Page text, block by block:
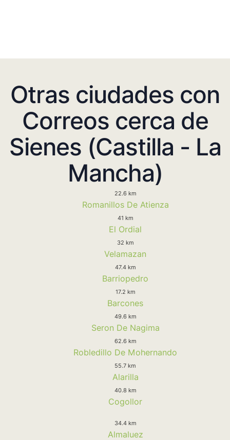
Otras ciudades con
Correos cerca de
Sienes (Castilla - La
Mancha)
22.6 km
Romanillos De Atienza
41 km
El Ordial
32 km
Velamazan
47.4 km
Barriopedro
17.2 km
Barcones
49.6 km
Seron De Nagima
62.6 km
Robledillo De Mohernando
55.7 km
Alarilla
40.8 km
Cogollor
34.4 km
Almaluez